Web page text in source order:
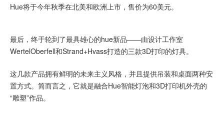
Hue将于今年秋季在北美和欧洲上市，售价为60美元。
最后，终于轮到了最具雄心的hue新品——由设计工作室
WertelOberfell和Strand+Hvass打造的三款3D打印的灯具。
这几款产品拥有鲜明的未来主义风格，并且提供吊装和桌面两种安
置方式。简而言之，它就是融合Hue智能灯泡和3D打印机外壳的
“雕塑”作品。